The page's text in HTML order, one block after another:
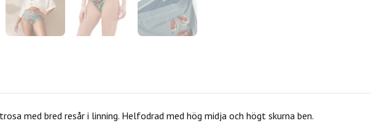
med bred resår i linning. Helfodrad med hög midja och högt skurna ben.